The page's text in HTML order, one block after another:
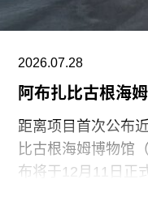
地面的红色水性颜
石踢脚线。此次事
失，其中仅约270英
展厅等支出。辩方
定采用何种修复方
害，但这一论点最
2026.07.28
阿布扎比古根海
距离项目首次公布
比古根海姆博物馆
布将于12月11日正